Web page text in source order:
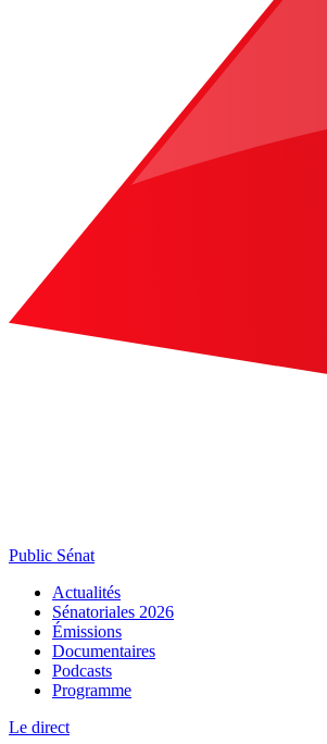
Public Sénat
Actualités
Sénatoriales 2026
Émissions
Documentaires
Podcasts
Programme
Le direct